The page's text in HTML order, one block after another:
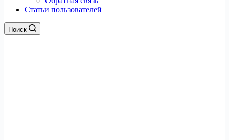
Статьи пользователей
Поиск